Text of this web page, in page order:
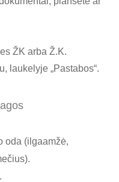
ŽK arba Ž.K.
laukelyje „Pastabos“.
oda (ilgaamžė,